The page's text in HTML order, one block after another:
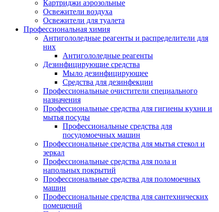
Картриджи аэрозольные
Освежители воздуха
Освежители для туалета
Профессиональная химия
Антигололедные реагенты и распределители для
них
Антигололедные реагенты
Дезинфицирующие средства
Мыло дезинфицирующее
Средства для дезинфекции
Профессиональные очистители специального
назначения
Профессиональные средства для гигиены кухни и
мытья посуды
Профессиональные средства для
посудомоечных машин
Профессиональные средства для мытья стекол и
зеркал
Профессиональные средства для пола и
напольных покрытий
Профессиональные средства для поломоечных
машин
Профессиональные средства для сантехнических
помещений